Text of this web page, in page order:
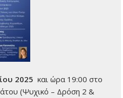
2025 και ώρα 19:00 στο
(Ψυχικό – Δρόση 2 &